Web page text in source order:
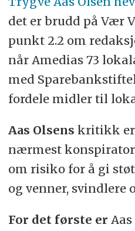
det er brudd på Vær
punkt 2.2 om
når Amedias 73
med
fordele midler til
Aas Olsens kritikk er
nærmest
om risiko for å gi
og venner, svindlere
For det første er